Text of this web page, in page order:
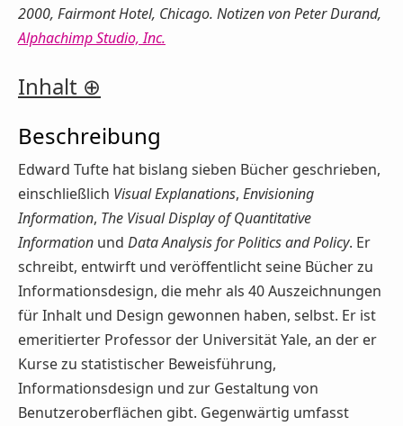
2000, Fairmont Hotel, Chicago. Notizen von Peter Durand,
Alphachimp Studio, Inc.
Inhalt
Beschreibung
Edward Tufte hat bislang sieben Bücher geschrieben,
einschließlich Visual Explanations, Envisioning
Information, The Visual Display of Quantitative
Information und Data Analysis for Politics and Policy. Er
schreibt, entwirft und veröffentlicht seine Bücher zu
Informationsdesign, die mehr als 40 Auszeichnungen
für Inhalt und Design gewonnen haben, selbst. Er ist
emeritierter Professor der Universität Yale, an der er
Kurse zu statistischer Beweisführung,
Informationsdesign und zur Gestaltung von
Benutzeroberflächen gibt. Gegenwärtig umfasst